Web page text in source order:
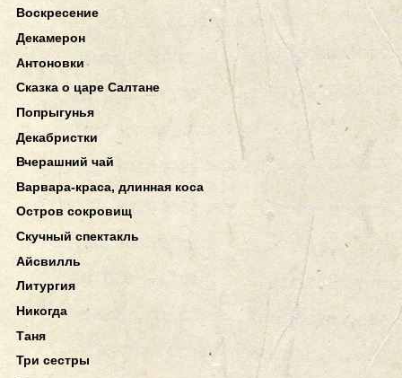
Воскресение
Декамерон
Антоновки
Сказка о царе Салтане
Попрыгунья
Декабристки
Вчерашний чай
Варвара-краса, длинная коса
Остров сокровищ
Скучный спектакль
Айсвилль
Литургия
Никогда
Таня
Три сестры